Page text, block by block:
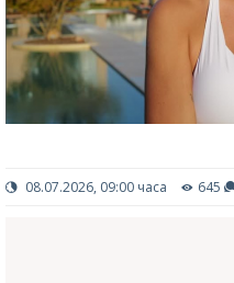
08.07.2026, 09:00 часа 645